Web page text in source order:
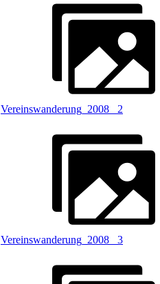
Vereinswanderung_2008 _2
Vereinswanderung_2008 _3